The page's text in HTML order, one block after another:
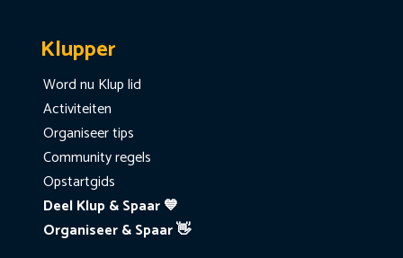
Klupper
Word nu Klup lid
Activiteiten
Organiseer tips
Community regels
Opstartgids
Deel Klup & Spaar 💙
Organiseer & Spaar 👋